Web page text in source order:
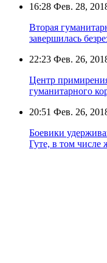
16:28 Фев. 28,
Вторая
завершилась
22:23 Фев. 26,
Центр
гуманитарного
20:51 Фев. 26,
Боевики
Гуте, в том числе